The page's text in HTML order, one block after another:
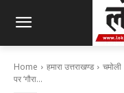
Home हमारा उत्तराखण्ड चमोली
पर ‘गौरा...